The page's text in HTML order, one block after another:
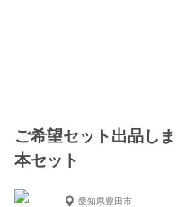
ご希望セット出品し
本セット
愛知県豊田市